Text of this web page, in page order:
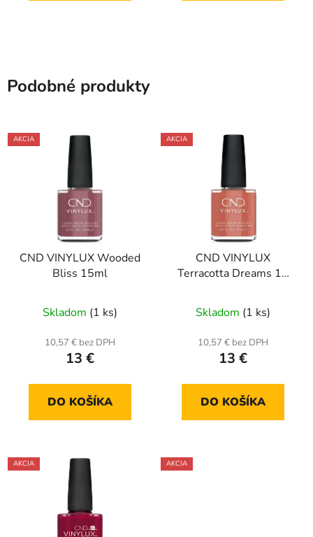
Podobné produkty
AKCIA
CND VINYLUX Wooded
Bliss 15ml
Skladom (1 ks)
10,57 € bez DPH
13 €
DO KOŠÍKA
AKCIA
CND VINYLUX
Terracotta Dreams 15
Skladom (1 ks)
10,57 € bez DPH
13 €
DO KOŠÍKA
AKCIA AKCIA